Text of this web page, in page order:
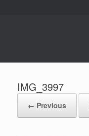
IMG_3997
← Previous